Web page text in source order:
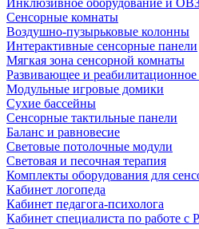
Инклюзивное оборудование и
Cенсорные комнаты
Воздушно-пузырьковые колонны
Интерактивные сенсорные панели
Мягкая зона сенсорной комнаты
Развивающее и реабилитационное
Модульные игровые домики
Сухие бассейны
Сенсорные тактильные панели
Баланс и равновесие
Световые потолочные модули
Световая и песочная терапия
Комплекты оборудования для
Кабинет логопеда
Кабинет педагога-психолога
Кабинет специалиста по работе с